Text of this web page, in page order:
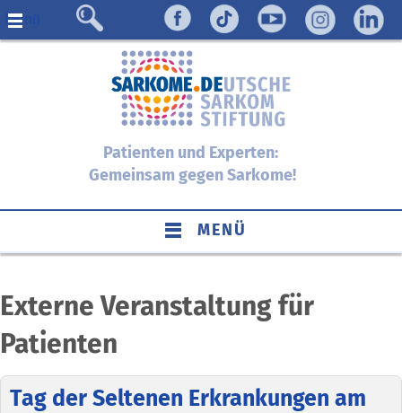
Menü
Patienten und Experten:
Gemeinsam gegen Sarkome!
MENÜ
Externe Veranstaltung für
Patienten
Tag der Seltenen Erkrankungen am